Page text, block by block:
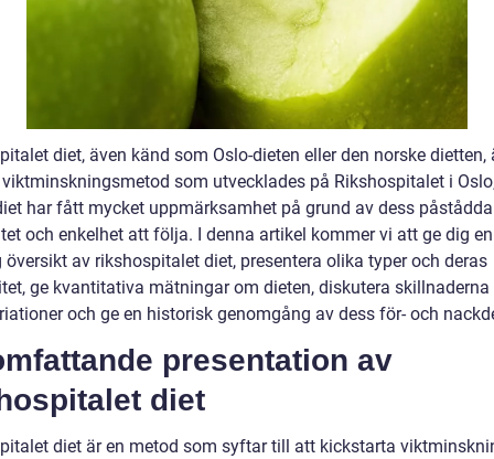
diet, även känd som Oslo-dieten eller den norske dietten,
som utvecklades på Rikshospitalet i
har fått mycket uppmärksamhet på grund av dess påstådda
och enkelhet att följa. I denna artikel kommer vi att ge dig en
översikt av rikshospitalet diet, presentera olika typer och deras
ge kvantitativa mätningar om dieten, diskutera
och ge en historisk genomgång av dess för- och
presentation av
diet
diet är en metod som syftar till att kickstarta